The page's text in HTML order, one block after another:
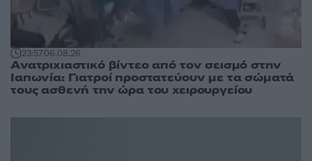
23:5706.08.26
Ανατριχιαστικό βίντεο από τον σεισμό στην
Ιαπωνία: Γιατροί προστατεύουν με τα σώματά
τους ασθενή την ώρα του χειρουργείου